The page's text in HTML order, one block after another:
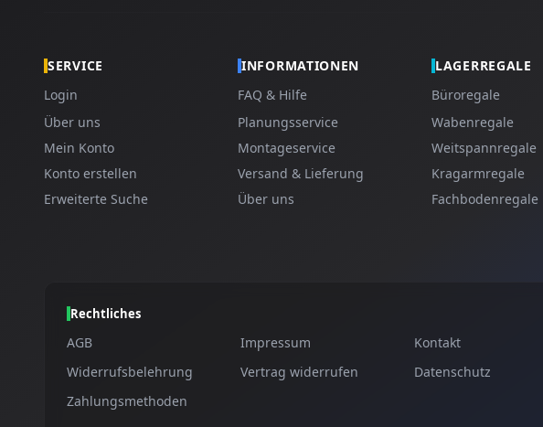
SERVICE
Login
Über uns
Mein Konto
Konto erstellen
Erweiterte Suche
INFORMATIONEN
FAQ & Hilfe
Planungsservice
Montageservice
Versand & Lieferung
Über uns
LAGERREGALE
Büroregale
Wabenregale
Weitspannregale
Kragarmregale
Fachbodenregale
Rechtliches
AGB Impressum
Kontakt
Widerrufsbelehrung
Vertrag widerrufen
Datenschutz
Zahlungsmethoden